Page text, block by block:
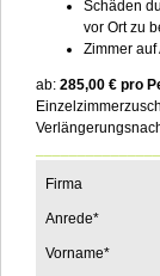
Schäden
vor Ort zu
Zimmer
ab: 285,00 € pro
Firma
Pflichtfeld
Anrede*
Pflichtfeld
Vorname*